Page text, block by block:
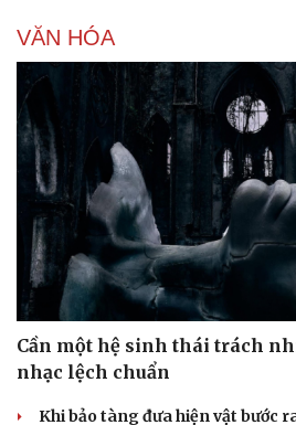
VĂN HÓA
Cần một hệ sinh thái trách
nhạc lệch chuẩn
Khi bảo tàng đưa hiện vật bước